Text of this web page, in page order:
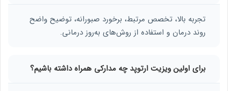
تجربه بالا، تخصص مرتبط، برخورد صبورانه، توضیح واضح
روند درمان و استفاده از روش‌های به‌روز درمانی.
برای اولین ویزیت ارتوپد چه مدارکی همراه داشته باشیم؟